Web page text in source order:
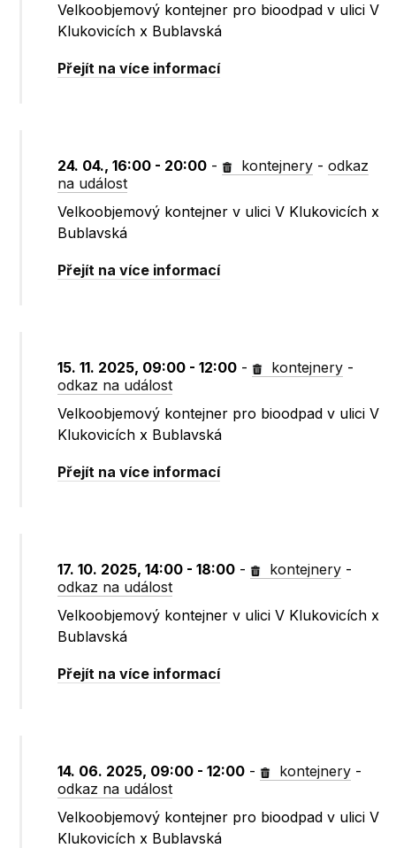
Velkoobjemový kontejner pro bioodpad v ulici V
Klukovicích x Bublavská
Přejít na více informací
24. 04., 16:00 - 20:00 - kontejnery -odkaz
na událost
Velkoobjemový kontejner v ulici V Klukovicích x
Bublavská
Přejít na více informací
15. 11. 2025, 09:00 - 12:00 - kontejnery -
odkaz na událost
Velkoobjemový kontejner pro bioodpad v ulici V
Klukovicích x Bublavská
Přejít na více informací
17. 10. 2025, 14:00 - 18:00 - kontejnery -
odkaz na událost
Velkoobjemový kontejner v ulici V Klukovicích x
Bublavská
Přejít na více informací
14. 06. 2025, 09:00 - 12:00 - kontejnery -
odkaz na událost
Velkoobjemový kontejner pro bioodpad v ulici V
Klukovicích x Bublavská